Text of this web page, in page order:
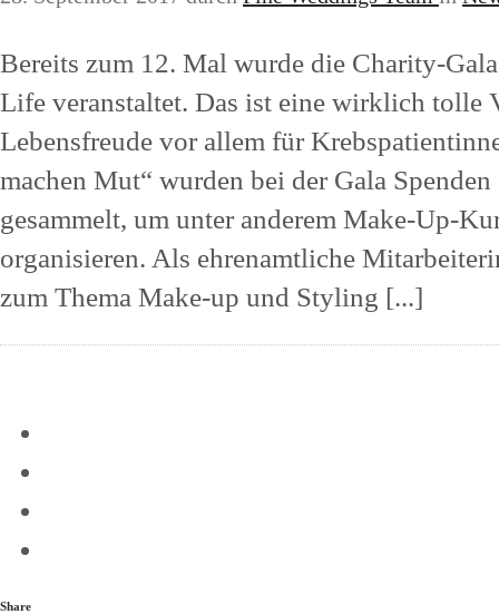
Bereits zum 12. Mal wurde die Charity-
Life veranstaltet. Das ist eine wirklich tolle
Lebensfreude vor allem für
machen Mut“ wurden bei der Gala
gesammelt, um unter anderem Make-Up-
organisieren. Als ehrenamtliche
zum Thema Make-up und Styling [...]
Share